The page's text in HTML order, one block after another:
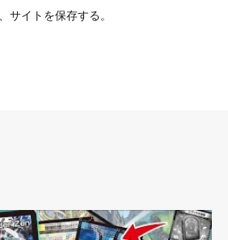
イトを保存する。